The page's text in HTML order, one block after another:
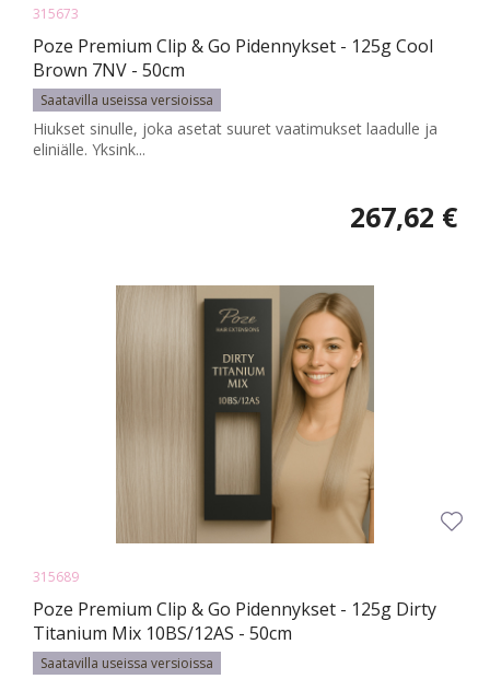
315673
Poze Premium Clip & Go Pidennykset - 125g Cool
Brown 7NV - 50cm
Saatavilla useissa versioissa
Hiukset sinulle, joka asetat suuret vaatimukset laadulle ja
eliniälle. Yksink...
267,62 €
315689
Poze Premium Clip & Go Pidennykset - 125g Dirty
Titanium Mix 10BS/12AS - 50cm
Saatavilla useissa versioissa